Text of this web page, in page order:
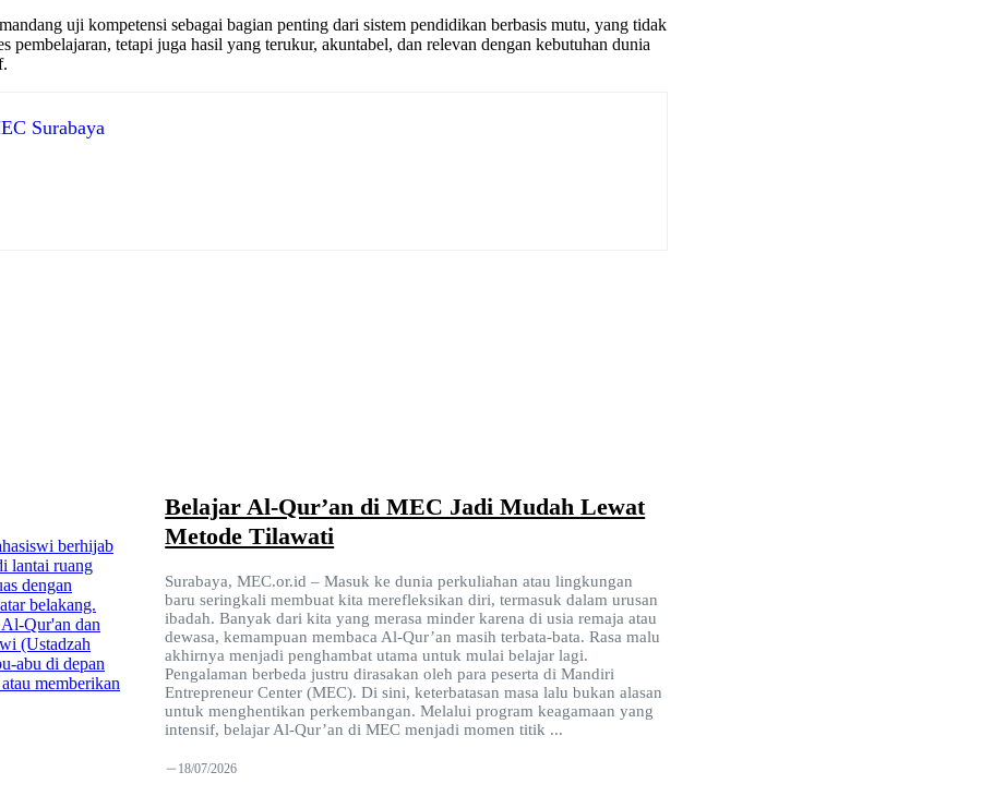
uji kompetensi sebagai bagian penting dari sistem pendidikan berbasis mutu, yang tidak
pembelajaran, tetapi juga hasil yang terukur, akuntabel, dan relevan dengan kebutuhan dunia
Surabaya
Belajar Al-Qur’an di MEC Jadi Mudah Lewat
Metode Tilawati
Surabaya, MEC.or.id – Masuk ke dunia perkuliahan atau lingkungan
baru seringkali membuat kita merefleksikan diri, termasuk dalam urusan
ibadah. Banyak dari kita yang merasa minder karena di usia remaja atau
dewasa, kemampuan membaca Al-Qur’an masih terbata-bata. Rasa malu
akhirnya menjadi penghambat utama untuk mulai belajar lagi.
Pengalaman berbeda justru dirasakan oleh para peserta di Mandiri
Entrepreneur Center (MEC). Di sini, keterbatasan masa lalu bukan alasan
untuk menghentikan perkembangan. Melalui program keagamaan yang
intensif, belajar Al-Qur’an di MEC menjadi momen titik ...
18/07/2026